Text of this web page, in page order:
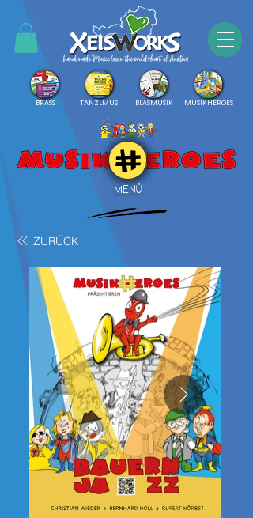
BRASS TANZLMUSI BLASMUSIK MUSIKHEROES
MENÜ
ZURÜCK